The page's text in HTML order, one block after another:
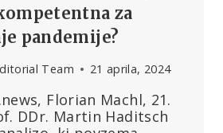
za
pandemije?
Team 21 aprila, 2024
Florian Machl, 21.
DDr. Martin Haditsch